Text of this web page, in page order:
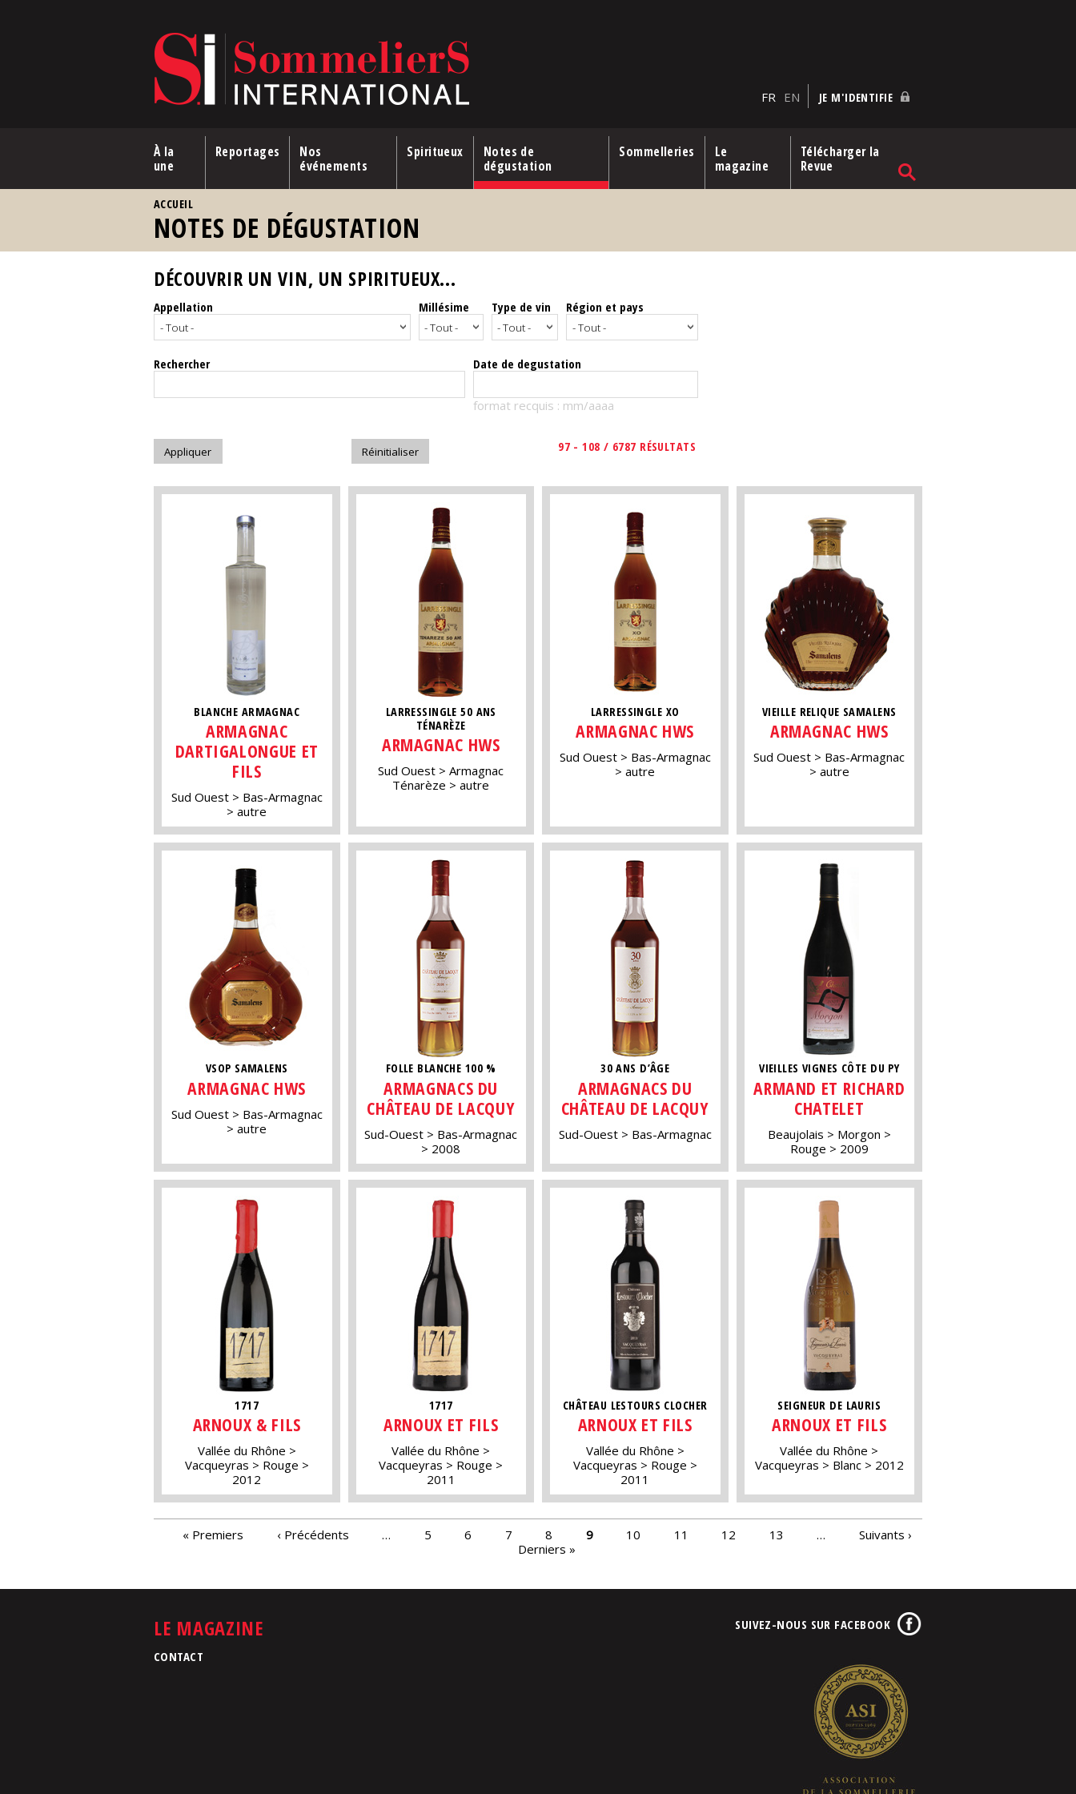
FR EN JE M'IDENTIFIE
À la
une
Reportages
Nos
événements
Spiritueux
Notes de
dégustation
Sommelleries
Le
magazine
Télécharger la
Revue
ACCUEIL
NOTES DE DÉGUSTATION
DÉCOUVRIR UN VIN, UN SPIRITUEUX...
Appellation Millésime Type de vin Région et pays
Rechercher Date de degustation
format recquis : mm/aaaa
97 - 108 / 6787 RÉSULTATS
BLANCHE ARMAGNAC
ARMAGNAC
DARTIGALONGUE ET
FILS
Sud Ouest
Bas-Armagnac
autre
LARRESSINGLE 50 ANS
TÉNARÈZE
ARMAGNAC HWS
Sud Ouest
Armagnac
Ténarèze
autre
LARRESSINGLE XO
ARMAGNAC HWS
Sud Ouest
Bas-Armagnac
autre
VIEILLE RELIQUE SAMALENS
ARMAGNAC HWS
Sud Ouest
Bas-Armagnac
autre
VSOP SAMALENS
ARMAGNAC HWS
Sud Ouest
Bas-Armagnac
autre
FOLLE BLANCHE 100 %
ARMAGNACS DU
CHÂTEAU DE LACQUY
Sud-Ouest
Bas-Armagnac
2008
30 ANS D’ÂGE
ARMAGNACS DU
CHÂTEAU DE LACQUY
Sud-Ouest Bas-Armagnac
VIEILLES VIGNES CÔTE DU PY
ARMAND ET RICHARD
CHATELET
Beaujolais
Morgon
Rouge
2009
1717
ARNOUX & FILS
Vallée du Rhône
Vacqueyras
Rouge
2012
1717
ARNOUX ET FILS
Vallée du Rhône
Vacqueyras
Rouge
2011
CHÂTEAU LESTOURS CLOCHER
ARNOUX ET FILS
Vallée du Rhône
Vacqueyras
Rouge
2011
SEIGNEUR DE LAURIS
ARNOUX ET FILS
Vallée du Rhône
Vacqueyras
Blanc 2012
PAGES
« Premiers ‹ Précédents … 5 6 7 8 9 10 11 12 13 …
Suivants ›
Derniers »
LE MAGAZINE
CONTACT
SUIVEZ-NOUS SUR FACEBOOK